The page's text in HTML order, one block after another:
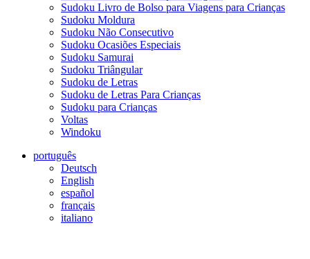
Sudoku Livro de Bolso para Viagens para Crianças
Sudoku Moldura
Sudoku Não Consecutivo
Sudoku Ocasiões Especiais
Sudoku Samurai
Sudoku Triângular
Sudoku de Letras
Sudoku de Letras Para Crianças
Sudoku para Crianças
Voltas
Windoku
português
Deutsch
English
español
français
italiano